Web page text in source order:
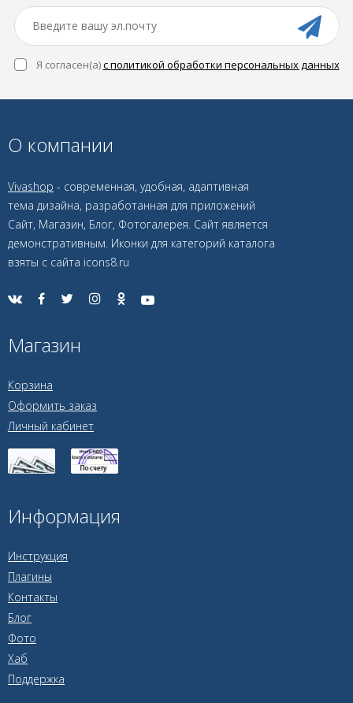
Я согласен(a)с политикой обработки персональных данных
О компании
Vivashop - современная, удобная, адаптивная
тема дизайна, разработанная для приложений
Сайт, Магазин, Блог, Фотогалерея. Сайт является
демонстративным. Иконки для категорий каталога
взяты с сайта icons8.ru
Магазин
Корзина
Оформить заказ
Личный кабинет
Информация
Инструкция
Плагины
Контакты
Блог
Фото
Хаб
Поддержка